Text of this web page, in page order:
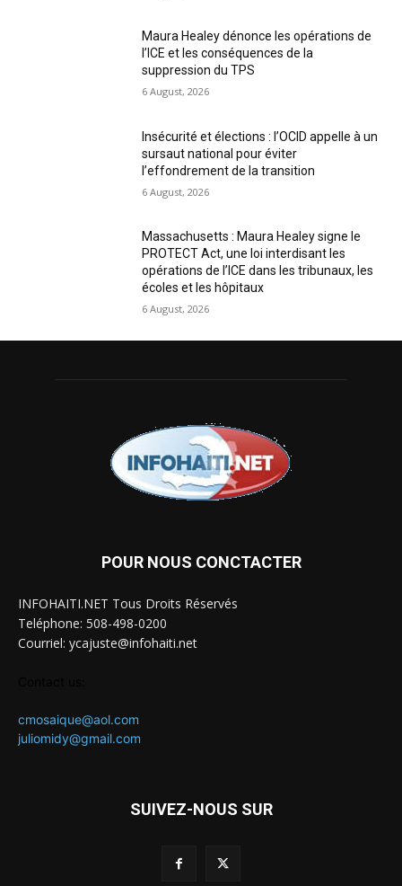
Maura Healey dénonce les opérations de
l’ICE et les conséquences de la
suppression du TPS
6 August, 2026
Insécurité et élections : l’OCID appelle à un
sursaut national pour éviter
l’effondrement de la transition
6 August, 2026
Massachusetts : Maura Healey signe le
PROTECT Act, une loi interdisant les
opérations de l’ICE dans les tribunaux, les
écoles et les hôpitaux
6 August, 2026
POUR NOUS CONCTACTER
INFOHAITI.NET Tous Droits Réservés
Teléphone: 508-498-0200
Courriel: ycajuste@infohaiti.net
cmosaique@aol.com
juliomidy@gmail.com
SUIVEZ-NOUS SUR